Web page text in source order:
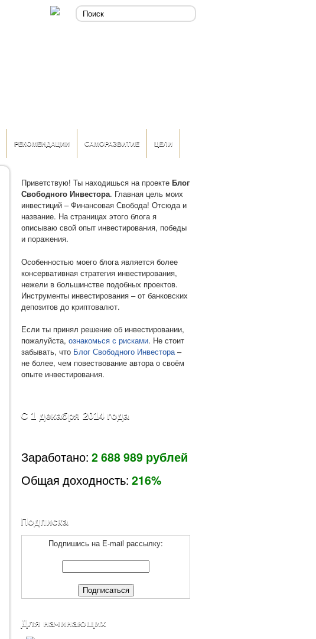
РЕКОМЕНДАЦИИ САМОРАЗВИТИЕ ЦЕЛИ
Приветствую! Ты находишься на проекте Блог
Свободного Инвестора. Главная цель моих
инвестиций – Финансовая Свобода! Отсюда и
название. На страницах этого блога я
описываю свой опыт инвестирования, победы
и поражения.
Особенностью моего блога является более
консервативная стратегия инвестирования,
нежели в большинстве подобных проектов.
Инструменты инвестирования – от банковских
депозитов до криптовалют.
Если ты принял решение об инвестировании,
пожалуйста, ознакомься с рисками. Не стоит
забывать, что Блог Свободного Инвестора–
не более, чем повествование автора о своём
опыте инвестирования.
С 1 декабря 2014 года
Заработано: 2 688 989 рублей
Общая доходность: 216%
Подписка
Подпишись на E-mail рассылку:
Для начинающих